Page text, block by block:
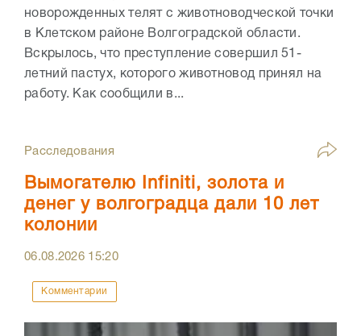
новорожденных телят с животноводческой точки
в Клетском районе Волгоградской области.
Вскрылось, что преступление совершил 51-
летний пастух, которого животновод принял на
работу. Как сообщили в...
Расследования
Вымогателю Infiniti, золота и
денег у волгоградца дали 10 лет
колонии
06.08.2026 15:20
Комментарии